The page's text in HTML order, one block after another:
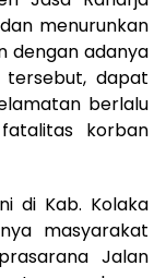
menurunkan
dengan adanya
tersebut, dapat
berlalu
korban
di Kab. Kolaka
masyarakat
Jalan